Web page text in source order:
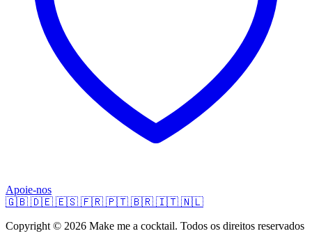
Apoie-nos
🇬🇧 🇩🇪 🇪🇸 🇫🇷 🇵🇹 🇧🇷 🇮🇹 🇳🇱
Copyright © 2026 Make me a cocktail. Todos os direitos reservados